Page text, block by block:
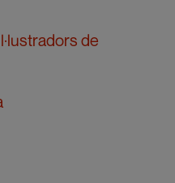
de